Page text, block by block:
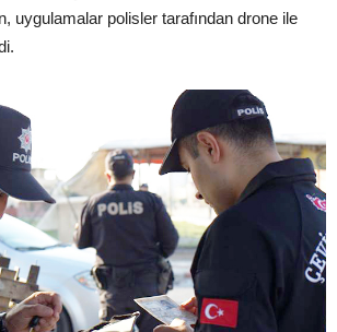
uygulamalar polisler tarafından drone ile